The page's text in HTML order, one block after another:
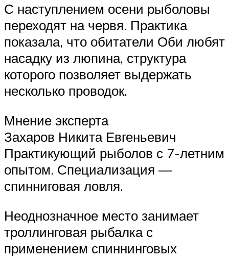
С наступлением осени рыболовы
переходят на червя. Практика
показала, что обитатели Оби любят
насадку из люпина, структура
которого позволяет выдержать
несколько проводок.
Мнение эксперта
Захаров Никита Евгеньевич
Практикующий рыболов с 7-летним
опытом. Специализация —
спинниговая ловля.
Неоднозначное место занимает
троллинговая рыбалка с
применением спиннинговых